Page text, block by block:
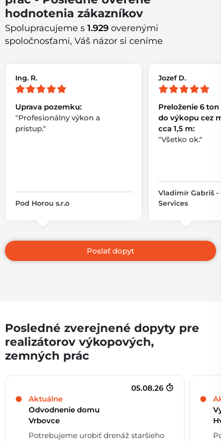
hodnotenia zákazníkov
Spolupracujeme s 1.929 overenými
spoločnosťami, Váš názor si ceníme
Ing. R.
Uprava pozemku:
"Profesionálny výkon a
prístup."
Pod Horou s.r.o
Jozef D.
Preloženie 6
do výkopu cez
cca 1,5 m:
"Všetko ok."
Vladimír Gabriš -
Services
Posledné zverejnené dopyty pre
realizátorov výkopových,
zemných prác
05.08.26
Aktuálne
Odvodnenie domu
Vrbovce
Potrebujeme urobiť drenáž staršieho